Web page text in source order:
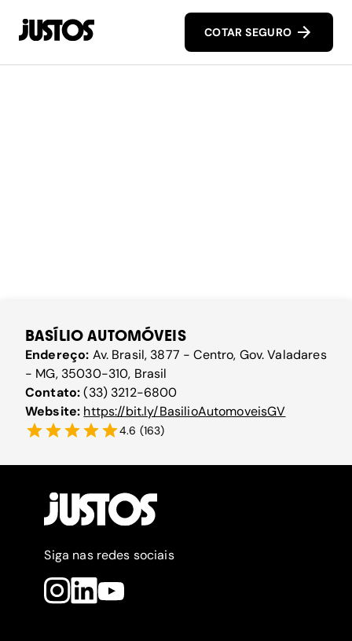
COTAR SEGURO
BASÍLIO AUTOMÓVEIS
Endereço: Av. Brasil, 3877 - Centro, Gov. Valadares
- MG, 35030-310, Brasil
Contato:(33) 3212-6800
Website: https://bit.ly/BasilioAutomoveisGV
4.6 (163)
Siga nas redes sociais